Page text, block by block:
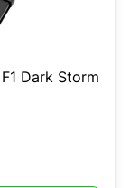
Dark Storm